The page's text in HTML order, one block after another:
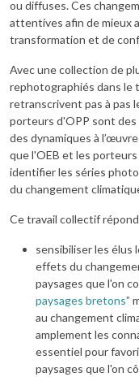
ou diffuses. Ces
attentives afin de mieux
transformation et de
Avec une collection de
rephotographiés dans le
retranscrivent pas à pas
porteurs d'OPP sont
des dynamiques à
que l'OEB et les
identifier les séries
du changement
Ce travail collectif
sensibiliser les élus
effets du
paysages que l'on
paysages bretons"
au changement
amplement les
essentiel pour
paysages que l'on